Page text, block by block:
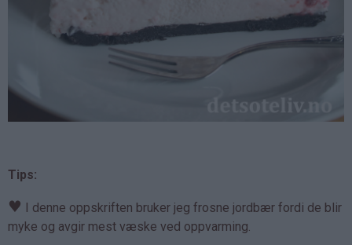
Tips:
♥
I denne oppskriften bruker jeg frosne jordbær fordi de blir
myke og avgir mest væske ved oppvarming.